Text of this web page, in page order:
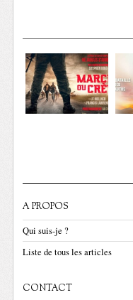
A PROPOS
Qui suis-je ?
Liste de tous les articles
CONTACT